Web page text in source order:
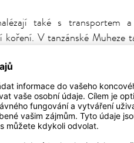
také s transportem a
koření. V tanzánské Muheze
surovinu, ale také
tu našli i řezací stroj, který
pěstitelů